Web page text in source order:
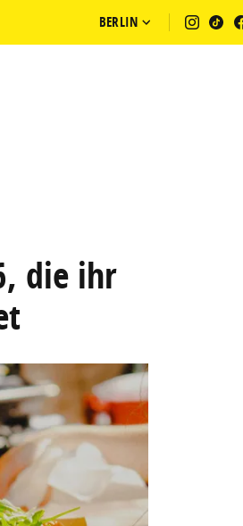
BERLIN
die ihr